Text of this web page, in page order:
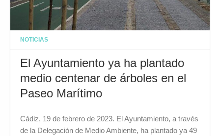
NOTICIAS
El Ayuntamiento ya ha plantado
medio centenar de árboles en el
Paseo Marítimo
Cádiz, 19 de febrero de 2023. El Ayuntamiento, a través
de la Delegación de Medio Ambiente, ha plantado ya 49